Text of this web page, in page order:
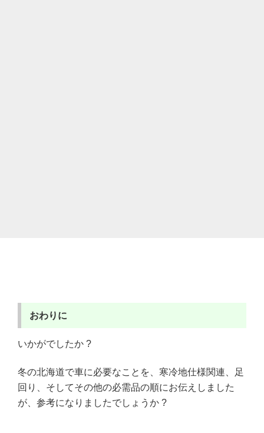
おわりに
いかがでしたか ?
冬の北海道で車に必要なことを、寒冷地仕様関連、足
回り、そしてその他の必需品の順にお伝えしました
が、参考になりましたでしょうか ?